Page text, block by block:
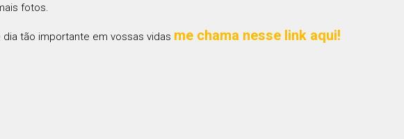
fotos.
tão importante em vossas vidas me chama nesse link aqui!